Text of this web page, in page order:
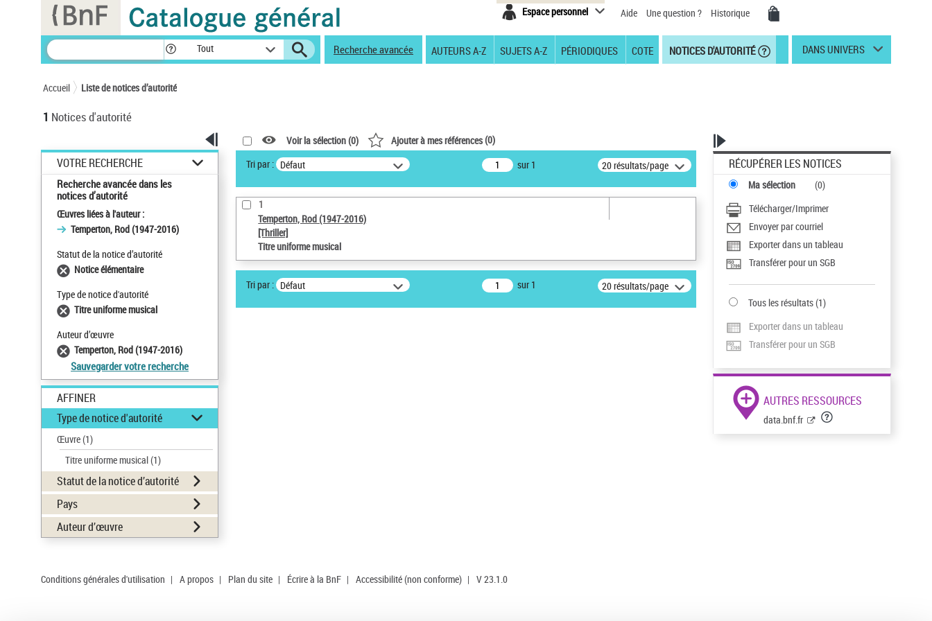
Espace personnel Aide Une question ? Historique
Tout Recherche avancée AUTEURS A-Z SUJETS A-Z PÉRIODIQUES COTE NOTICES D'AUTORITÉ DANS UNIVERS
Accueil Liste de notices d’autorité
1 Notices d'autorité
VOTRE RECHERCHE
Recherche avancée dans les
notices d’autorité
Œuvres liées à l'auteur :
Temperton, Rod (1947-2016)
Statut de la notice d’autorité
Notice élémentaire
Type de notice d'autorité
Titre uniforme musical
Auteur d’œuvre
Temperton, Rod (1947-2016)
Sauvegarder votre recherche
AFFINER
Type de notice d'autorité
Œuvre(1)
Titre uniforme musical(1)
Statut de la notice d’autorité
Pays
Auteur d’œuvre
Voir la sélection (0) Ajouter à mes références(0)
Tri par : Défaut sur 1 20 résultats/page
1
Temperton, Rod (1947-2016)
[Thriller]
Titre uniforme musical
Tri par : Défaut sur 1 20 résultats/page
RÉCUPÉRER LES NOTICES
Ma sélection (0)
Télécharger/Imprimer
Envoyer par courriel
Exporter dans un tableau
Transférer pour un SGB
Tous les résultats(1)
Exporter dans un tableau
Transférer pour un SGB
AUTRES RESSOURCES
data.bnf.fr
Conditions générales d'utilisation | A propos | Plan du site | Écrire à la BnF | Accessibilité (non conforme) | V 23.1.0
Panneau de gestion des cookies